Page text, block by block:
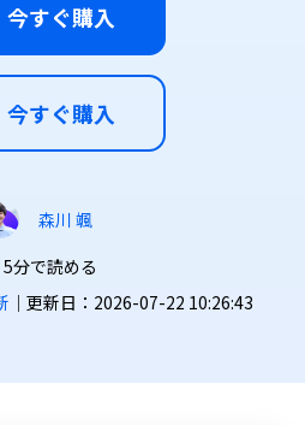
今すぐ購入
今すぐ購入
森川 颯
5分で読める
｜更新日：2026-07-22 10:26:43